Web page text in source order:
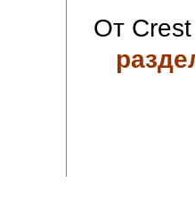
От